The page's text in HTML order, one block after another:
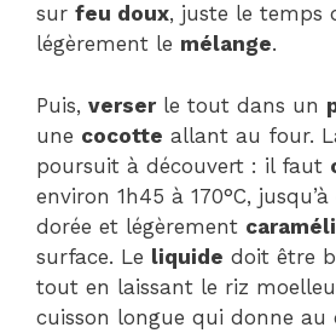
sur feu doux, juste le temps
légèrement le mélange.
Puis, verserle tout dans un
une cocotte allant au four.
poursuit à découvert : il faut
environ 1h45 à 170°C,
dorée et légèrement
surface. Le liquide doit être
tout en laissant le riz
cuisson longue qui donne au